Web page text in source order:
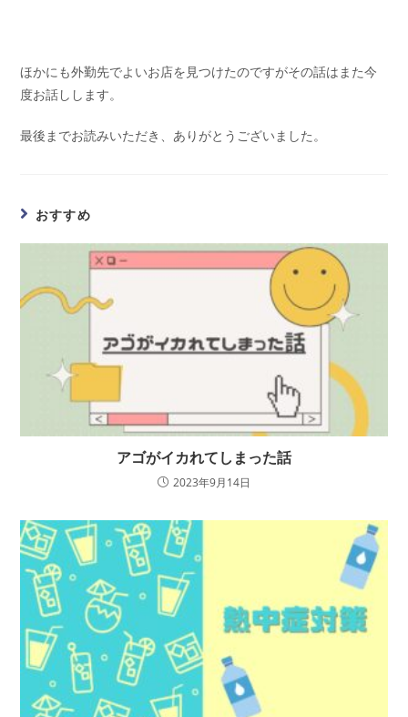
ほかにも外勤先でよいお店を見つけたのですがその話はまた今
度お話しします。
最後までお読みいただき、ありがとうございました。
おすすめ
アゴがイカれてしまった話
2023年9月14日